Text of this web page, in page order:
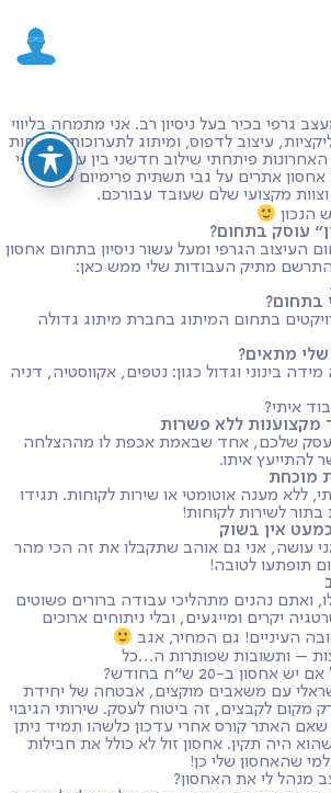
גרפי בכיר בעל ניסיון רב. אני מתמחה בליווי
עיצוב לדפוס, ומיתוג לתערוכות ללקוחות
האחרונות פיתחתי שילוב חדשני בין עיצוב גרפי
אחסון אתרים על גבי תשתית פרימיום עם
מקצועי שלם שעובד עבורכם.
עוסק בתחום?
בתחום העיצוב הגרפי ומעל עשור ניסיון בתחום אחסון
מתיק העבודות שלי ממש כאן:
בתחום?
בתחום המיתוג בחברת מיתוג גדולה
שלי מתאים?
בינוני וגדול כגון: נטפים, אקווסטיה, דניה
מקצוענות ללא פשרות
שלכם, אחד שבאמת אכפת לו מההצלחה
איתו.
מוכחת
ללא מענה אוטומטי או שירות לקוחות. תגידו
לשירות לקוחות!
אין בשוק
עושה, אני גם אוהב שתקבלו את זה הכי מהר
תופתעו לטובה!
ואתם נהנים מתהליכי עבודה ברורים פשוטים
יקרים ומייגעים, ובלי ניתוחים ארוכים
העיניים! גם המחיר, אגב
עם משאבים מוקצים, אבטחה של יחידת
רק מקום לקבצים, זה ביטוח לעסק. שירותי הגיבוי
האתר קורס אחרי עדכון כלשהו תמיד ניתן
היה תקין. אחסון זול לא כולל את חבילות
שהאחסון שלי כן!
מנהל לי את האחסון?